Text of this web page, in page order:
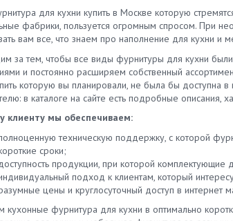
иногда приходится
Однако если следовать
монтаж займет всего
минут. Где купить цоколь
Предлагаем купить
или пластиковый
для кухни в Москве, СПб,
России. Вниманию
огромный выбор
Размеры цоколя кухни
стандартам. В наличии
нестандартные решения для
интерьеров. Вы можете
и других городах с
для кухни купить в Москве которую
фабрики, пользуется огромным спросом. При
вам все, что знаем про наполнение для кухни и
за тем, чтобы все виды фурнитуры для кухни
и постоянно расширяем собственный
которую вы планировали, не была бы доступна
в каталоге на сайте есть подробные описания,
клиенту мы обеспечиваем:
техническую поддержку, с которой
сроки;
доступность продукции, при которой
подход к клиентам, который
цены и круглосуточный доступ в интернет
кухонные фурнитура для кухни в оптимально